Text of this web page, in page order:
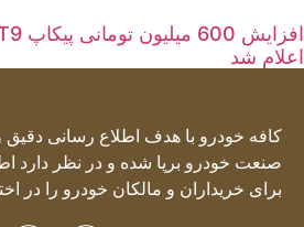
اعلام شد
کافه خودرو با هدف اطلاع رسانی دقیق
صنعت خودرو برپا شده و در نظر دارد
برای خریداران و مالکان خودرو را در